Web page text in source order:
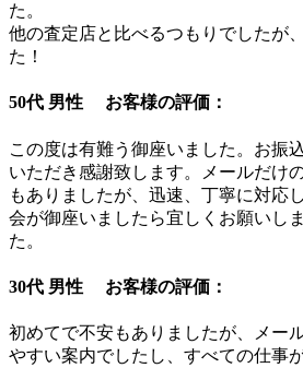
た。
他の査定店と比べるつもりでしたが
た！
50代 男性 お客様の評価：
この度は有難う御座いました。お振
いただき感謝致します。メールだけ
もありましたが、迅速、丁寧に対応
会が御座いましたら宜しくお願いし
た。
30代 男性 お客様の評価：
初めてで不安もありましたが、メー
やすい案内でしたし、すべての仕事